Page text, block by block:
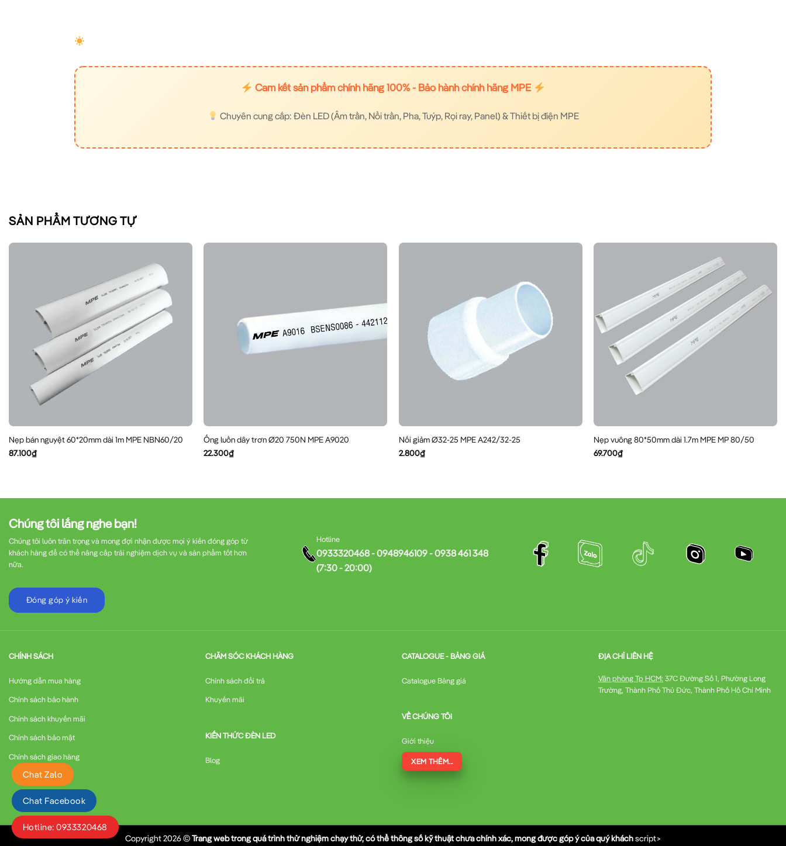
Cam kết sản phẩm chính hãng 100% - Bảo hành chính hãng MPE
Chuyên cung cấp: Đèn LED (Âm trần, Nổi trần, Pha, Tuýp, Rọi ray, Panel) & Thiết bị điện MPE
SẢN PHẨM TƯƠNG TỰ
Nẹp bán nguyệt 60*20mm dài 1m MPE NBN60/20
87.100₫
Ống luồn dây trơn Ø20 750N MPE A9020
22.300₫
Nối giảm Ø32-25 MPE A242/32-25
2.800₫
Nẹp vuông 80*50mm dài 1.7m MPE MP 80/50
69.700₫
Chúng tôi lắng nghe bạn!
Chúng tôi luôn trân trọng và mong đợi nhận được mọi ý kiến đóng góp từ
khách hàng để có thể nâng cấp trải nghiệm dịch vụ và sản phẩm tốt hơn
nữa.
Đóng góp ý kiến
Hotline
0933320468 - 0948946109 - 0938 461 348
(7:30 - 20:00)
CHÍNH SÁCH
Hướng dẫn mua hàng
Chính sách bảo hành
Chính sách khuyến mãi
Chính sách bảo mật
Chính sách giao hàng
CHĂM SÓC KHÁCH HÀNG
Chính sách đổi trả
Khuyến mãi
KIẾN THỨC ĐÈN LED
Blog
CATALOGUE - BẢNG GIÁ
Catalogue Bảng giá
VỀ CHÚNG TÔI
Giới thiệu
XEM THÊM...
ĐỊA CHỈ LIÊN HỆ
Văn phòng Tp HCM: 37C Đường Số 1, Phường Long
Trường, Thành Phố Thủ Đức, Thành Phố Hồ Chí Minh
Copyright 2026 ©Trang web trong quá trình thử nghiệm chạy thử, có thể thông số kỹ thuật chưa chính xác, mong được góp ý của quý kháchscript>
Chat Zalo
Chat Facebook
Hotline: 0933320468